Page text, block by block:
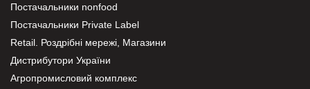
Постачальники nonfood
Постачальники Private Label
Retail. Роздрібні мережі, Магазини
Дистрибутори України
Агропромисловий комплекс